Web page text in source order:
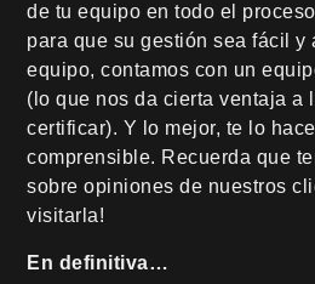
de tu equipo en todo el
para que su gestión sea fácil y
equipo, contamos con un
(lo que nos da cierta ventaja a
certificar). Y lo mejor, te lo
comprensible. Recuerda que
sobre opiniones de nuestros
visitarla!
En definitiva…